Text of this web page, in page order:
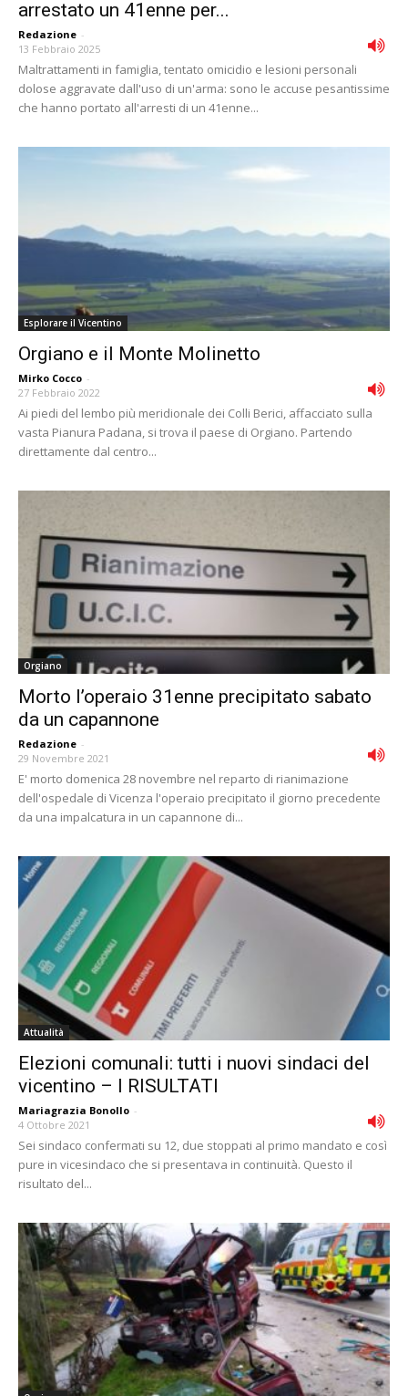
arrestato un 41enne per...
Redazione -
13 Febbraio 2025
Maltrattamenti in famiglia, tentato omicidio e lesioni personali
dolose aggravate dall'uso di un'arma: sono le accuse pesantissime
che hanno portato all'arresti di un 41enne...
Esplorare il Vicentino
Orgiano e il Monte Molinetto
Mirko Cocco -
27 Febbraio 2022
Ai piedi del lembo più meridionale dei Colli Berici, affacciato sulla
vasta Pianura Padana, si trova il paese di Orgiano. Partendo
direttamente dal centro...
Orgiano
Morto l’operaio 31enne precipitato sabato
da un capannone
Redazione -
29 Novembre 2021
E' morto domenica 28 novembre nel reparto di rianimazione
dell'ospedale di Vicenza l'operaio precipitato il giorno precedente
da una impalcatura in un capannone di...
Attualità
Elezioni comunali: tutti i nuovi sindaci del
vicentino – I RISULTATI
Mariagrazia Bonollo -
4 Ottobre 2021
Sei sindaco confermati su 12, due stoppati al primo mandato e così
pure in vicesindaco che si presentava in continuità. Questo il
risultato del...